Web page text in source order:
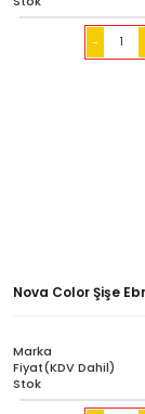
-
Nova Color Şişe
Marka
Fiyat(KDV Dahil)
Stok